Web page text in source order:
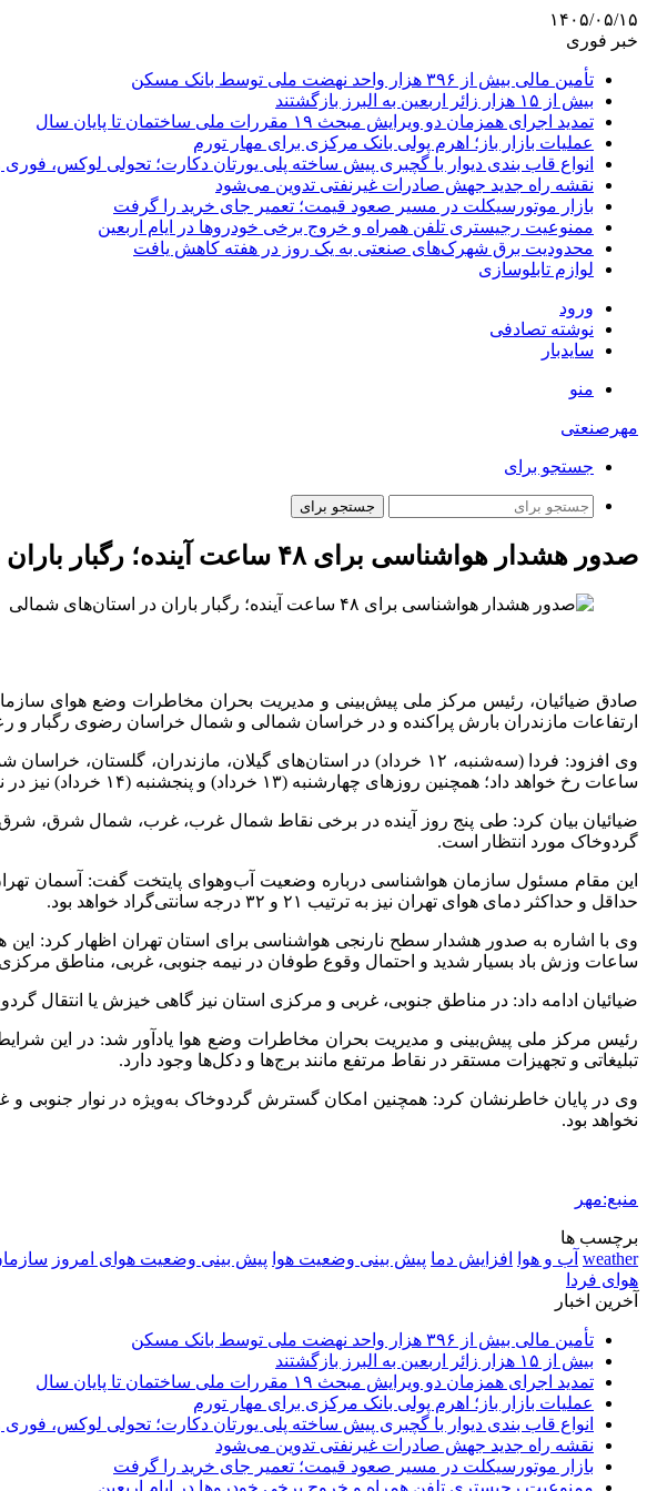
۱۴۰۵/۰۵/۱۵
خبر فوری
تأمین مالی بیش از ۳۹۶ هزار واحد نهضت ملی توسط بانک مسکن
بیش از ۱۵ هزار زائر اربعین به البرز بازگشتند
تمدید اجرای همزمان دو ویرایش مبحث ۱۹ مقررات ملی ساختمان تا پایان سال
عملیات بازار باز؛ اهرم پولی بانک مرکزی برای مهار تورم
انواع قاب بندی دیوار با گچبری پیش ساخته پلی یورتان دکارت؛ تحولی لوکس،
نقشه راه جدید جهش صادرات غیرنفتی تدوین می‌شود
بازار موتورسیکلت در مسیر صعود قیمت؛ تعمیر جای خرید را گرفت
ممنوعیت رجیستری تلفن همراه و خروج برخی خودروها در ایام اربعین
محدودیت برق شهرک‌های صنعتی به یک روز در هفته کاهش یافت
لوازم تابلوسازی
ورود
نوشته تصادفی
سایدبار
منو
مهرصنعتی
جستجو برای
جستجو برای
صدور هشدار هواشناسی برای ۴۸ ساعت آینده؛ رگبار باران در استان‌های شمالی
ارتفاعات مازندران بارش پراکنده و در خراسان شمالی و شمال خراسان رضوی رگبار و
وی افزود: فردا (سه‌شنبه، ۱۲ خرداد) در استان‌های گیلان،
ساعات رخ خواهد داد؛ همچنین روزهای چهارشنبه (۱۳ خرداد) و پنجشنبه (۱۴ خرداد) نیز در نوار شمالی کشور در برخی ساعات رگبار و رعد و برق پیش‌بینی می‌شود.
ضیائیان بیان کرد: طی پنج روز آینده در برخی نقاط شمال غرب، غرب، شمال شرق،
گردوخاک مورد انتظار است.
حداقل و حداکثر دمای هوای تهران نیز به ترتیب ۲۱ و ۳۲ درجه سانتی‌گراد خواهد بود.
وی با اشاره به صدور هشدار سطح نارنجی هواشناسی برای استان تهران اظهار کرد:
ساعات وزش باد بسیار شدید و احتمال وقوع طوفان در نیمه جنوبی، غربی، مناطق مرکزی
ضیائیان ادامه داد: در مناطق جنوبی، غربی و مرکزی استان نیز گاهی خیزش یا انتقال
رئیس مرکز ملی پیش‌بینی و مدیریت بحران مخاطرات وضع هوا یادآور شد: در این
تبلیغاتی و تجهیزات مستقر در نقاط مرتفع مانند برج‌ها و دکل‌ها وجود دارد.
وی در پایان خاطرنشان کرد: همچنین امکان گسترش گردوخاک به‌ویژه در نوار جنوبی و
نخواهد بود.
منبع:مهر
برچسب ها
weather آب و هوا افزایش دما پیش بینی وضعیت هوا پیش بینی وضعیت هوای امروز
هوای فردا
آخرین اخبار
تأمین مالی بیش از ۳۹۶ هزار واحد نهضت ملی توسط بانک مسکن
بیش از ۱۵ هزار زائر اربعین به البرز بازگشتند
تمدید اجرای همزمان دو ویرایش مبحث ۱۹ مقررات ملی ساختمان تا پایان سال
عملیات بازار باز؛ اهرم پولی بانک مرکزی برای مهار تورم
انواع قاب بندی دیوار با گچبری پیش ساخته پلی یورتان دکارت؛ تحولی لوکس،
نقشه راه جدید جهش صادرات غیرنفتی تدوین می‌شود
بازار موتورسیکلت در مسیر صعود قیمت؛ تعمیر جای خرید را گرفت
ممنوعیت رجیستری تلفن همراه و خروج برخی خودروها در ایام اربعین